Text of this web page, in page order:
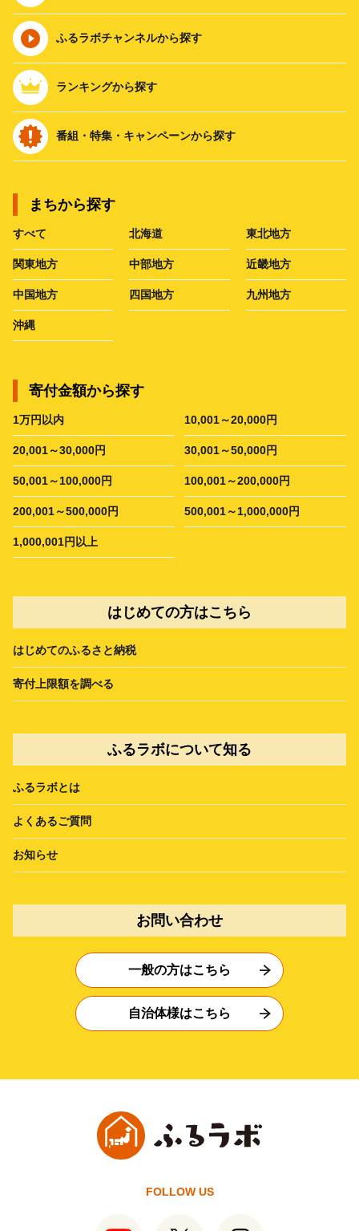
ふるラボチャンネルから探す
ランキングから探す
番組・特集・キャンペーンから探す
まちから探す
すべて 北海道 東北地方
関東地方 中部地方 近畿地方
中国地方 四国地方 九州地方
沖縄
寄付金額から探す
1万円以内 10,001～20,000円
20,001～30,000円 30,001～50,000円
50,001～100,000円 100,001～200,000円
200,001～500,000円 500,001～1,000,000円
1,000,001円以上
はじめての方はこちら
はじめてのふるさと納税
寄付上限額を調べる
ふるラボについて知る
ふるラボとは
よくあるご質問
お知らせ
お問い合わせ
一般の方はこちら
自治体様はこちら
FOLLOW US